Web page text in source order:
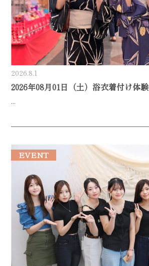
2026.8.1
2026年08月01日（土）浴衣着付け体験
...
EVENT